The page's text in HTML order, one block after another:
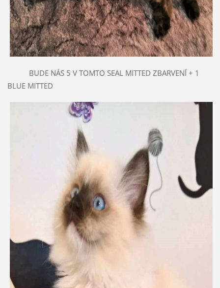
BUDE NÁS 5 V TOMTO SEAL MITTED ZBARVENÍ + 1
BLUE MITTED